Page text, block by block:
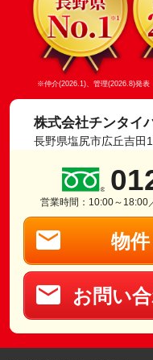
※仲介(2026.1)、管理(2026.8)発表
株式会社チンタイ
長野県塩尻市広丘吉田
営業時間：10:00～18:00
物
お問い